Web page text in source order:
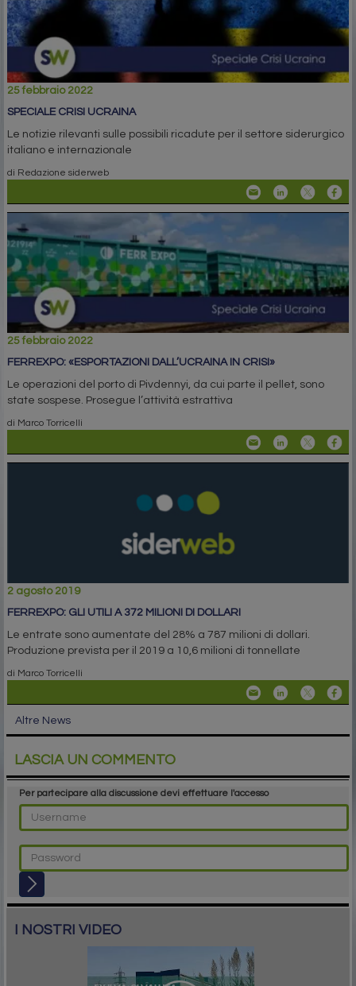
25 febbraio 2022
SPECIALE CRISI UCRAINA
Le notizie rilevanti sulle possibili ricadute per il settore siderurgico
italiano e internazionale
di Redazione siderweb
25 febbraio 2022
FERREXPO: «ESPORTAZIONI DALL’UCRAINA IN CRISI»
Le operazioni del porto di Pivdennyi, da cui parte il pellet, sono
state sospese. Prosegue l’attività estrattiva
di Marco Torricelli
2 agosto 2019
FERREXPO: GLI UTILI A 372 MILIONI DI DOLLARI
Le entrate sono aumentate del 28% a 787 milioni di dollari.
Produzione prevista per il 2019 a 10,6 milioni di tonnellate
di Marco Torricelli
Altre News
LASCIA UN COMMENTO
Per partecipare alla discussione devi effettuare l'accesso
I NOSTRI VIDEO